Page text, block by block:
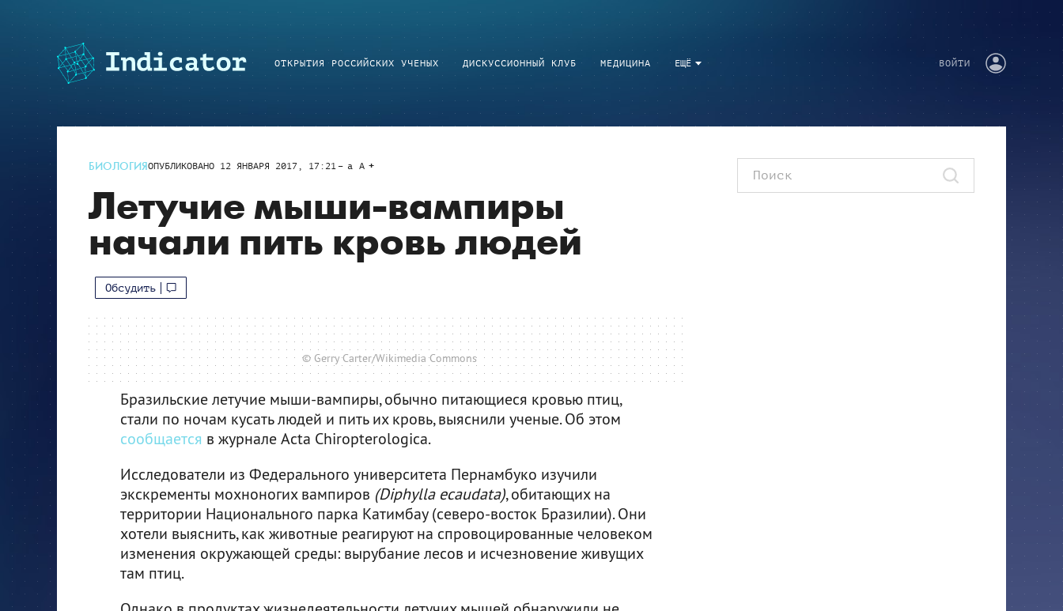
ЕЩЁ
ОТКРЫТИЯ РОССИЙСКИХ УЧЕНЫХ ДИСКУССИОННЫЙ КЛУБ МЕДИЦИНА ВОЙТИ
БИОЛОГИЯОПУБЛИКОВАНО 12 ЯНВАРЯ 2017, 17:21 a A
Летучие мыши-вампиры
начали пить кровь людей
Обсудить
© Gerry Carter/Wikimedia Commons
Бразильские летучие мыши-вампиры, обычно питающиеся кровью птиц,
стали по ночам кусать людей и пить их кровь, выяснили ученые. Об этом
сообщается в журнале Acta Chiropterologica.
Исследователи из Федерального университета Пернамбуко изучили
экскременты мохноногих вампиров (Diphylla ecaudata), обитающих на
территории Национального парка Катимбау (северо-восток Бразилии). Они
хотели выяснить, как животные реагируют на спровоцированные человеком
изменения окружающей среды: вырубание лесов и исчезновение живущих
там птиц.